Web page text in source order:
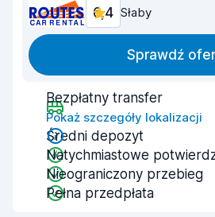
6,4 Słaby
Sprawdź
Bezpłatny transfer
Pokaż szczegóły lokalizacji
Średni depozyt
Natychmiastowe
Nieograniczony przebieg
Pełna przedpłata